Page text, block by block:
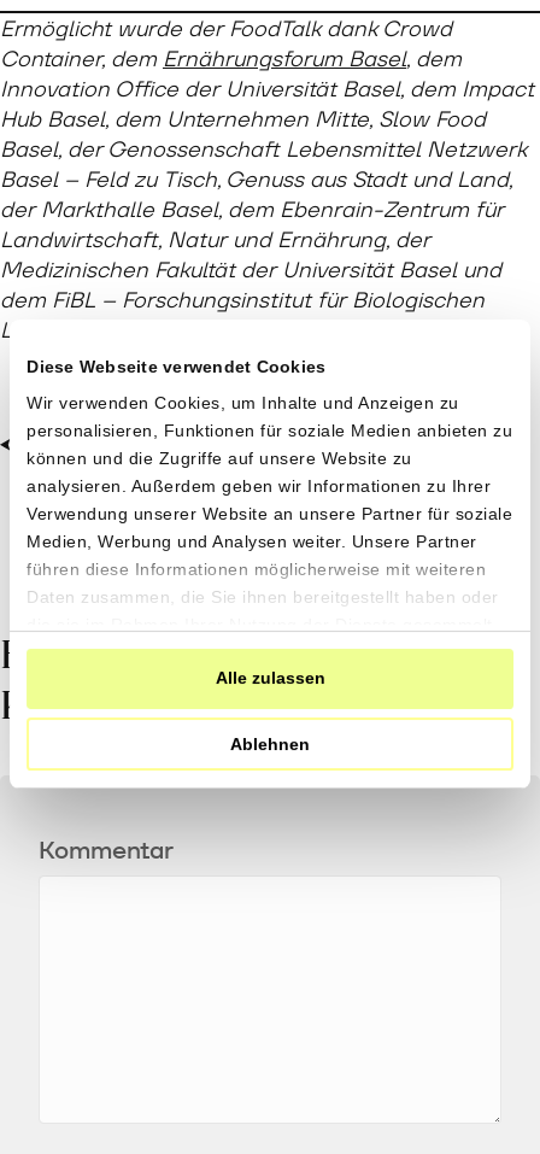
Diese Webseite verwendet Cookies
Wir verwenden Cookies, um Inhalte und Anzeigen zu
personalisieren, Funktionen für soziale Medien anbieten zu
können und die Zugriffe auf unsere Website zu
analysieren. Außerdem geben wir Informationen zu Ihrer
Verwendung unserer Website an unsere Partner für soziale
Medien, Werbung und Analysen weiter. Unsere Partner
führen diese Informationen möglicherweise mit weiteren
Daten zusammen, die Sie ihnen bereitgestellt haben oder
haben.
Alle zulassen
Ablehnen
Ermöglicht wurde der FoodTalk dank Crowd
Container, dem Ernährungsforum Basel, dem
Innovation Office der Universität Basel, dem Impact
Hub Basel, dem Unternehmen Mitte, Slow Food
Basel, der Genossenschaft Lebensmittel Netzwerk
Basel – Feld zu Tisch, Genuss aus Stadt und Land,
der Markthalle Basel, dem Ebenrain-Zentrum für
Landwirtschaft, Natur und Ernährung, der
Medizinischen Fakultät der Universität Basel und
dem FiBL – Forschungsinstitut für Biologischen
Landbau
Zurück zu Rezepte & Stories
Hinterlassen Sie einen
Kommentar
Kommentar